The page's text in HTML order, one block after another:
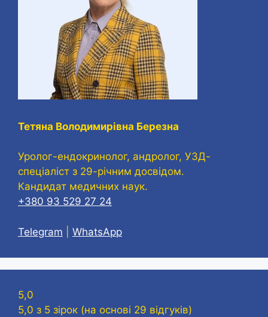
Тетяна Володимирівна Березна
Уролог-ендокринолог, андролог, УЗД-
спеціаліст з 29-річним досвідом.
Кандидат медичних наук.
+380 93 529 27 24
Telegram WhatsApp
5,0
5,0 з 5 зірок (на основі 29 відгуків)